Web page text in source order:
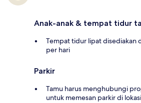
Anak-anak & tempat tidur
Tempat tidur lipat disediakan
per hari
Parkir
Tamu harus menghubungi
untuk memesan parkir di lokasi